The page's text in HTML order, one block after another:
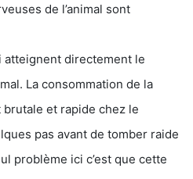
de l’animal sont
atteignent directement le
La consommation de la
et rapide chez le
pas avant de tomber raide
problème ici c’est que cette